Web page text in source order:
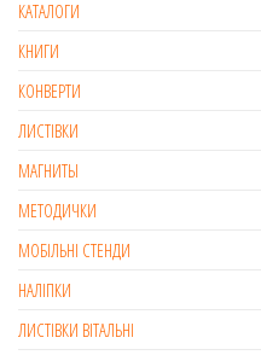
КАТАЛОГИ
КНИГИ
КОНВЕРТИ
ЛИСТІВКИ
МАГНИТЫ
МЕТОДИЧКИ
МОБІЛЬНІ СТЕНДИ
НАЛІПКИ
ЛИСТІВКИ ВІТАЛЬНІ